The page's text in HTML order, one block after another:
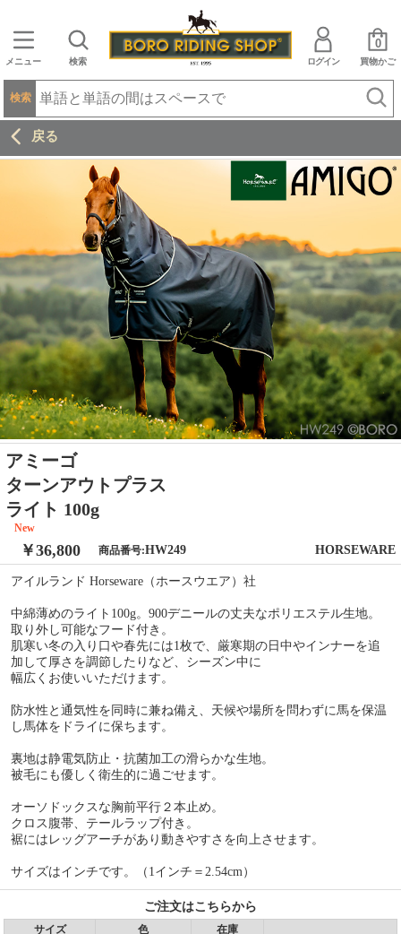
メニュー 検索 ログイン 買物かご
0
検索
戻る
アミーゴ
ターンアウトプラス
ライト 100g
New
￥36,800 商品番号:HW249 HORSEWARE
アイルランド Horseware（ホースウエア）社
中綿薄めのライト100g。900デニールの丈夫なポリエステル生地。
取り外し可能なフード付き。
肌寒い冬の入り口や春先には1枚で、厳寒期の日中やインナーを追
加して厚さを調節したりなど、シーズン中に
幅広くお使いいただけます。
防水性と通気性を同時に兼ね備え、天候や場所を問わずに馬を保温
し馬体をドライに保ちます。
裏地は静電気防止・抗菌加工の滑らかな生地。
被毛にも優しく衛生的に過ごせます。
オーソドックスな胸前平行２本止め。
クロス腹帯、テールラップ付き。
裾にはレッグアーチがあり動きやすさを向上させます。
サイズはインチです。（1インチ＝2.54cm）
ご注文はこちらから
サイズ 色 在庫